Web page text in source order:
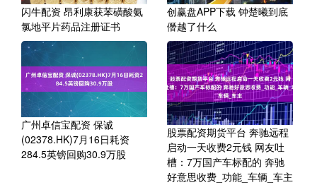
闪牛配资 昂利康获苯磺酸氨
氯地平片药品注册证书
创赢盘APP下载 钟楚曦到底
僭越了什么
广州卓信宝配资 保诚
(02378.HK)7月16日耗资
284.5英镑回购30.9万股
股票配资期货平台 奔驰远程
启动一天收费2元钱 网友吐
槽：7万国产车标配的 奔驰
好意思收费_功能_车辆_车主